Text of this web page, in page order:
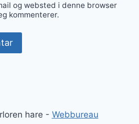
og websted i denne browser
kommenterer.
hare - Webbureau